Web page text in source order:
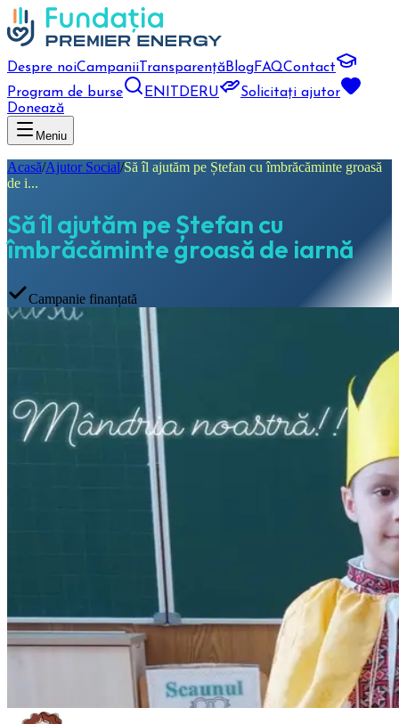
Despre noiCampanii TransparențăBlogFAQContact
Program de burse
EN DERU
Solicitați ajutor
Donează
Meniu
Acasă/Ajutor Social/Să îl ajutăm pe Ștefan cu îmbrăcăminte groasă
de i...
Să îl ajutăm pe Ștefan cu
îmbrăcăminte groasă de iarnă
Campanie finanțată